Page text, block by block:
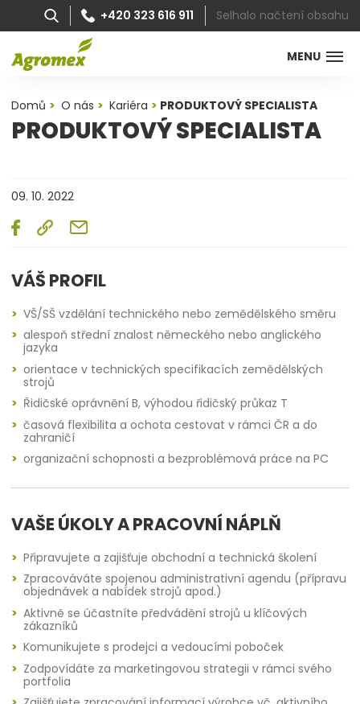
MENU
+420 323 616 911 Selhalo načtení obsahu
Domů O nás Kariéra PRODUKTOVÝ SPECIALISTA
PRODUKTOVÝ SPECIALISTA
09. 10. 2022
VÁŠ PROFIL
VŠ/SŠ vzdělání technického nebo zemědělského směru
alespoň střední znalost německého nebo anglického
jazyka
orientace v technických specifikacích zemědělských
strojů
Řidičské oprávnění B, výhodou řidičský průkaz T
časová flexibilita a ochota cestovat v rámci ČR a do
zahraničí
organizační schopnosti a bezproblémová práce na PC
VAŠE ÚKOLY A PRACOVNÍ NÁPLŇ
Připravujete a zajišťuje obchodní a technická školení
Zpracováváte spojenou administrativní agendu (přípravu
objednávek a nabídek strojů apod.)
Aktivně se účastníte předvádění strojů u klíčových
zákazníků
Komunikujete s prodejci a vedoucími poboček
Zodpovídáte za marketingovou strategii v rámci svého
portfolia